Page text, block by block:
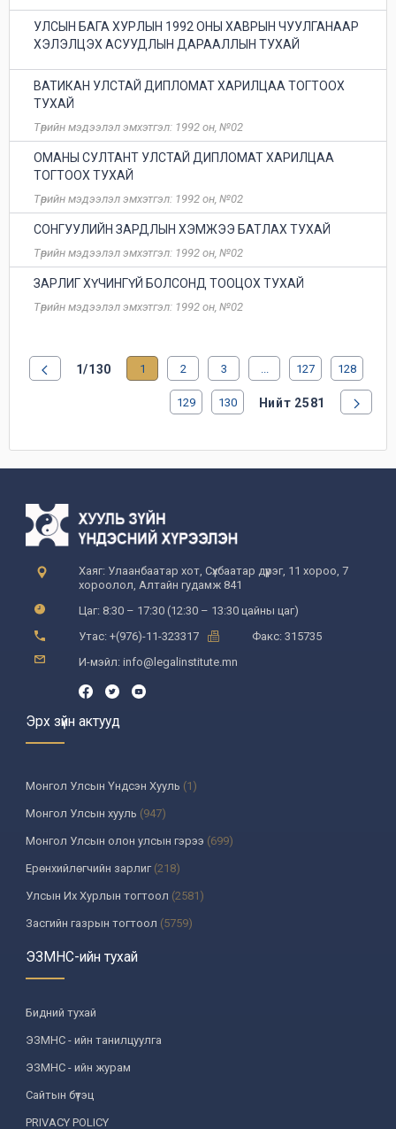
УЛСЫН БАГА ХУРЛЫН 1992 ОНЫ ХАВРЫН ЧУУЛГАНААР
ХЭЛЭЛЦЭХ АСУУДЛЫН ДАРААЛЛЫН ТУХАЙ
ВАТИКАН УЛСТАЙ ДИПЛОМАТ ХАРИЛЦАА ТОГТООХ
ТУХАЙ
Төрийн мэдээлэл эмхэтгэл: 1992 он, №02
ОМАНЫ СУЛТАНТ УЛСТАЙ ДИПЛОМАТ ХАРИЛЦАА
ТОГТООХ ТУХАЙ
Төрийн мэдээлэл эмхэтгэл: 1992 он, №02
СОНГУУЛИЙН ЗАРДЛЫН ХЭМЖЭЭ БАТЛАХ ТУХАЙ
Төрийн мэдээлэл эмхэтгэл: 1992 он, №02
ЗАРЛИГ ХҮЧИНГҮЙ БОЛСОНД ТООЦОХ ТУХАЙ
Төрийн мэдээлэл эмхэтгэл: 1992 он, №02
1/130 1 2 3 ... 127 128
129 130 Нийт 2581
Хаяг: Улаанбаатар хот, Сүхбаатар дүүрэг, 11 хороо, 7
хороолол, Алтайн гудамж 841
Цаг: 8:30 – 17:30 (12:30 – 13:30 цайны цаг)
Утас: +(976)-11-323317
Факс: 315735
И-мэйл: info@legalinstitute.mn
Эрх зүйн актууд
Монгол Улсын Үндсэн Хууль (1)
Монгол Улсын хууль (947)
Монгол Улсын олон улсын гэрээ (699)
Ерөнхийлөгчийн зарлиг(218)
Улсын Их Хурлын тогтоол (2581)
Засгийн газрын тогтоол (5759)
Үндсэн хуулийн цэцийн шийдвэр
Улсын дээд шүүхийн тогтоол
УИХ-аас томилогддог байгууллагын дарга, түүнтэй адилтгах
албан тушаалтны шийдвэр
Сайдын тушаал(987)
Засгийн газрын агентлагийн даргын тушаал
Хууль, хяналтын байгууллага
ЭЗМНС-ийн тухай
Бидний тухай
ЭЗМНС - ийн танилцуулга
ЭЗМНС - ийн журам
Сайтын бүтэц
PRIVACY POLICY